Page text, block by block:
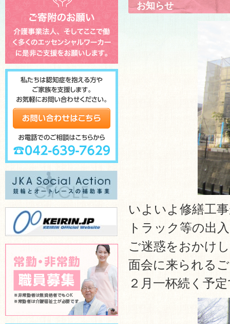
お知らせ
いよいよ修繕工
トラック等の出
ご迷惑をおかけ
面会に来られる
２月一杯続く予